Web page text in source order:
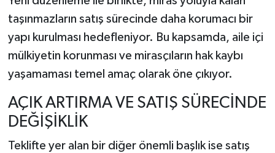
taşınmazların satış sürecinde daha korumacı bir
yapı kurulması hedefleniyor. Bu kapsamda, aile içi
mülkiyetin korunması ve mirasçıların hak kaybı
yaşamaması temel amaç olarak öne çıkıyor.
AÇIK ARTIRMA VE SATIŞ SÜRECİNDE
DEĞİŞİKLİK
Teklifte yer alan bir diğer önemli başlık ise satış